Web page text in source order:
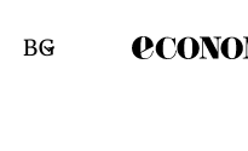
Смяна на език